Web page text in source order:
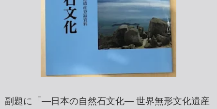
副題に「―日本の自然石文化― 世界無形文化遺産